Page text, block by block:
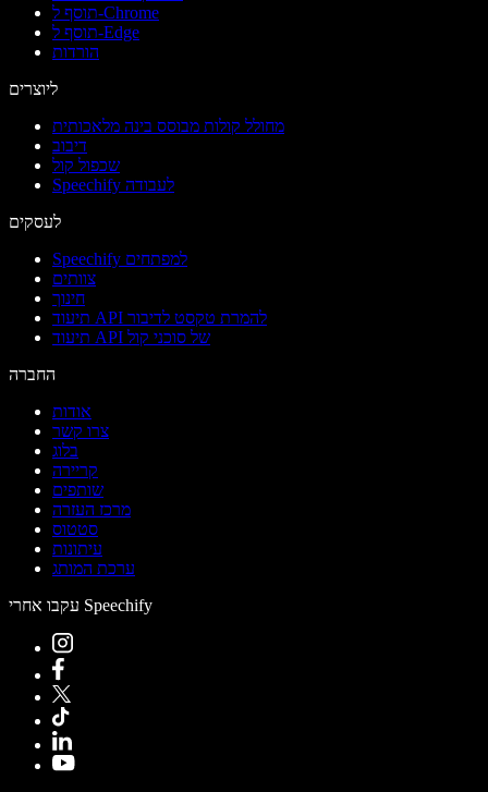
תוסף ל-Chrome
תוסף ל-Edge
הורדות
ליוצרים
מחולל קולות מבוסס בינה מלאכותית
דיבוב
שכפול קול
Speechify לעבודה
לעסקים
Speechify למפתחים
צוותים
חינוך
תיעוד API להמרת טקסט לדיבור
תיעוד API של סוכני קול
החברה
אודות
צרו קשר
בלוג
קריירה
שותפים
מרכז העזרה
סטטוס
עיתונות
ערכת המותג
עקבו אחרי Speechify